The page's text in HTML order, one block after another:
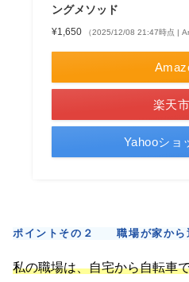
ングメソッド
¥1,650 （2025/12/08 21:47時点 |
楽天
Yahooショ
ポイントその２ 職場が家から
私の職場は、自宅から自転車